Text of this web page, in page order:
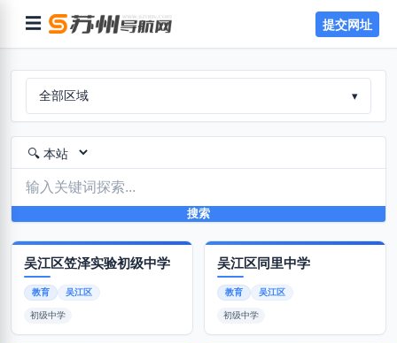
☰ 提交网址
全部区域 ▾
搜索
吴江区笠泽实验初级中学
教育 吴江区
初级中学
吴江区同里中学
教育 吴江区
初级中学